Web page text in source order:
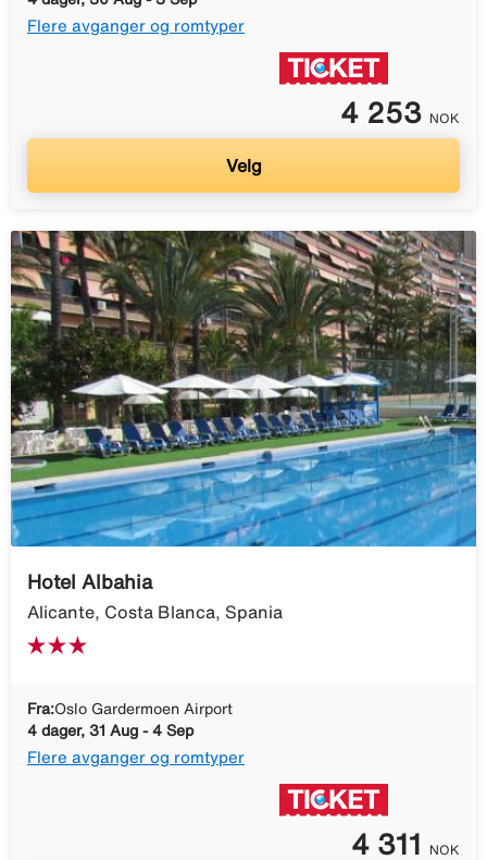
Flere avganger og romtyper
4 253 NOK
Velg
Hotel Albahia
Alicante, Costa Blanca, Spania
Fra:Oslo Gardermoen Airport
4 dager, 31 Aug - 4 Sep
Flere avganger og romtyper
4 311 NOK